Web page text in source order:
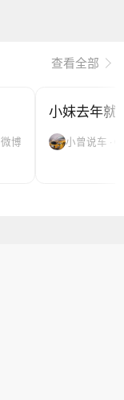
查看全部
微博
小妹去年就
小曾说车 ·